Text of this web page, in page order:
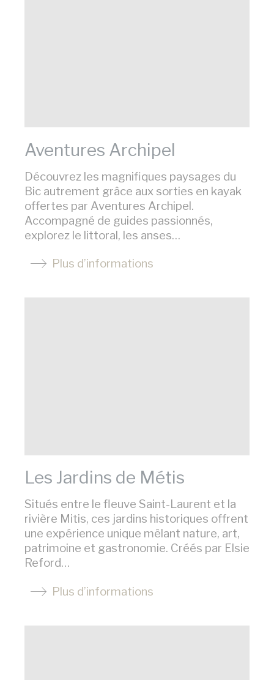
Aventures Archipel
Découvrez les magnifiques paysages du
Bic autrement grâce aux sorties en kayak
offertes par Aventures Archipel.
Accompagné de guides passionnés,
explorez le littoral, les anses…
Plus d’informations
Les Jardins de Métis
Situés entre le fleuve Saint-Laurent et la
rivière Mitis, ces jardins historiques offrent
une expérience unique mêlant nature, art,
patrimoine et gastronomie. Créés par Elsie
Reford…
Plus d’informations